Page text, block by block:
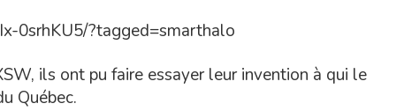
0srhKU5/?tagged=smarthalo
ils ont pu faire essayer leur invention à qui le
Québec.